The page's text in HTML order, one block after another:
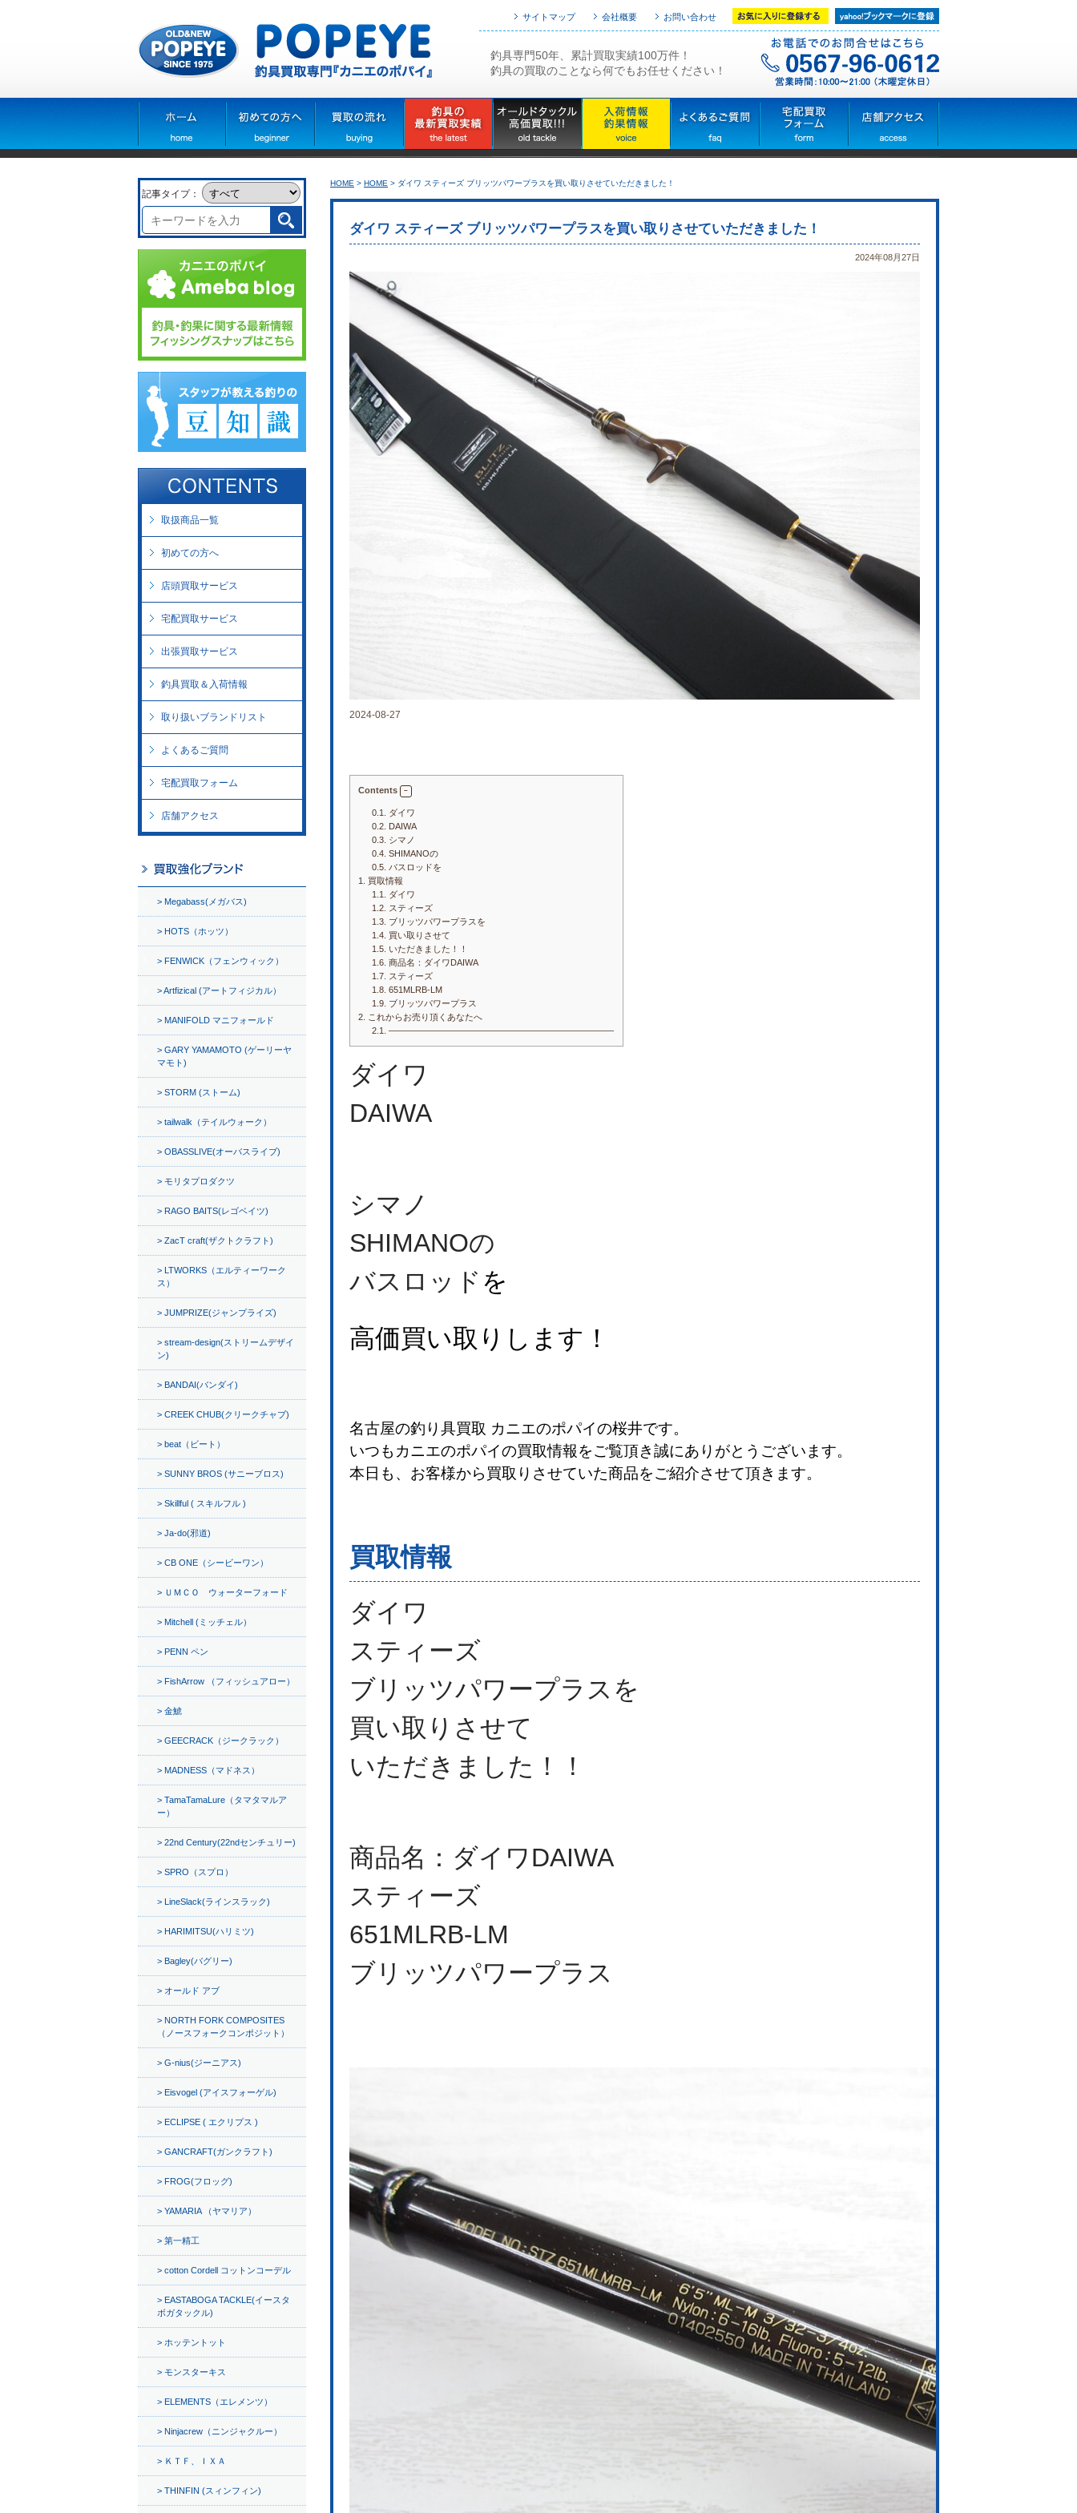
サイトマップ 会社概要 お問い合わせ
釣具専門50年、累計買取実績100万件！
釣具の買取のことなら何でもお任せください！
HOME > HOME > ダイワ スティーズ ブリッツパワープラスを買い取りさせていただきました！
ダイワ スティーズ ブリッツパワープラスを買い取りさせていただきました！
2024年08月27日
2024-08-27
Contents
0.1.
ダイワ
0.2.
DAIWA
0.3. シマノ
0.4. SHIMANOの
0.5. バスロッドを
1.
買取情報
1.1.
ダイワ
1.2. スティーズ
1.3. ブリッツパワープラスを
1.4. 買い取りさせて
1.5. いただきました！！
1.6. 商品名：ダイワDAIWA
1.7. スティーズ
1.8. 651MLRB-LM
1.9. ブリッツパワープラス
2.
これからお売り頂くあなたへ
2.1.
—————————————————————————–
ダイワ
DAIWA
シマノ
SHIMANOの
バスロッド を
高価買い取りします！
名古屋の釣り具買取 カニエのポパイの桜井です。
いつもカニエのポパイの買取情報をご覧頂き誠にありがとうございます。
本日も、お客様から買取りさせていた商品をご紹介させて頂きます。
買取情報
ダイワ
スティーズ
ブリッツパワープラス を
買い取りさせて
いただきました！
！
商品名：ダイワDAIWA
スティーズ
651MLRB-LM
ブリッツパワープラス
記事タイプ：
取扱商品一覧
初めての方へ
店頭買取サービス
宅配買取サービス
出張買取サービス
釣具買取＆入荷情報
取り扱いブランドリスト
よくあるご質問
宅配買取フォーム
店舗アクセス
Megabass(メガバス)
HOTS（ホッツ）
FENWICK（フェンウィック）
Artfizical (アートフィジカル）
MANIFOLD マニフォールド
GARY YAMAMOTO (ゲーリーヤ
マモト)
STORM (ストーム)
tailwalk（テイルウォーク）
OBASSLIVE(オーバスライブ)
モリタプロダクツ
RAGO BAITS(レゴベイツ)
ZacT craft(ザクトクラフト)
LTWORKS（エルティーワーク
ス）
JUMPRIZE(ジャンプライズ)
stream-design(ストリームデザイ
ン)
BANDAI(バンダイ)
CREEK CHUB(クリークチャブ)
beat（ビート）
SUNNY BROS (サニーブロス)
Skillful ( スキルフル )
Ja-do(邪道)
CB ONE（シービーワン）
ＵＭＣＯ ウォーターフォード
Mitchell (ミッチェル）
PENN ペン
FishArrow （フィッシュアロー）
金鯱
GEECRACK（ジークラック）
MADNESS（マドネス）
TamaTamaLure（タマタマルア
ー）
22nd Century(22ndセンチュリー)
SPRO（スプロ）
LineSlack(ラインスラック)
HARIMITSU(ハリミツ)
Bagley(バグリー)
オールド アブ
NORTH FORK COMPOSITES
（ノースフォークコンポジット）
G-nius(ジーニアス)
Eisvogel (アイスフォーゲル)
ECLIPSE ( エクリプス )
GANCRAFT(ガンクラフト)
FROG(フロッグ)
YAMARIA （ヤマリア）
第一精工
cotton Cordell コットンコーデル
EASTABOGA TACKLE(イースタ
ボガタックル)
ホッテントット
モンスターキス
ELEMENTS（エレメンツ）
Ninjacrew（ニンジャクルー）
ＫＴＦ、ＩＸＡ
THINFIN (スィンフィン)